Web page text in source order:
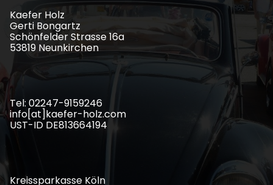
Kaefer Holz
Gerti Bongartz
Schönfelder Strasse 16a
53819 Neunkirchen
Tel: 02247-9159246
info[at]kaefer-holz.com
UST-ID DE813664194
Kreissparkasse Köln